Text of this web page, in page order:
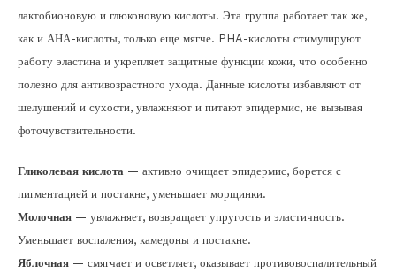
лактобионовую и глюконовую кислоты. Эта группа работает так же,
как и АНА-кислоты, только еще мягче. PHA-кислоты стимулируют
работу эластина и укрепляет защитные функции кожи, что особенно
полезно для антивозрастного ухода. Данные кислоты избавляют от
шелушений и сухости, увлажняют и питают эпидермис, не вызывая
фоточувствительности.
Гликолевая кислота — активно очищает эпидермис, борется с
пигментацией и постакне, уменьшает морщинки.
Молочная — увлажняет, возвращает упругость и эластичность.
Уменьшает воспаления, камедоны и постакне.
Яблочная — смягчает и осветляет, оказывает противовоспалительный